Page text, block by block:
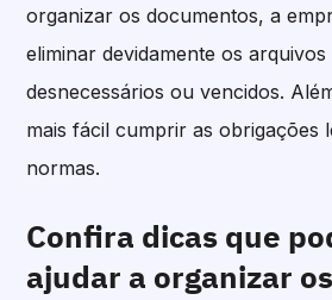
organizar os documentos, a
eliminar devidamente os
desnecessários ou vencidos.
mais fácil cumprir as obrigações
normas.
Confira dicas que
ajudar a organizar os